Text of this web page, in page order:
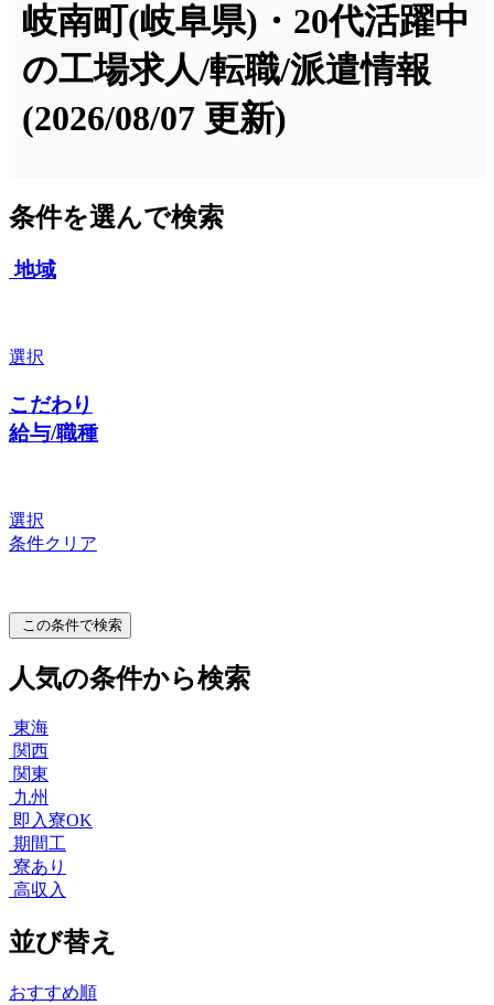
岐南町(岐阜県)・20代活躍中
の工場求人/転職/派遣情報
(2026/08/07 更新)
条件を選んで検索
地域
選択
こだわり
給与/職種
選択
条件クリア
この条件で検索
人気の条件から検索
東海
関西
関東
九州
即入寮OK
期間工
寮あり
高収入
並び替え
おすすめ順